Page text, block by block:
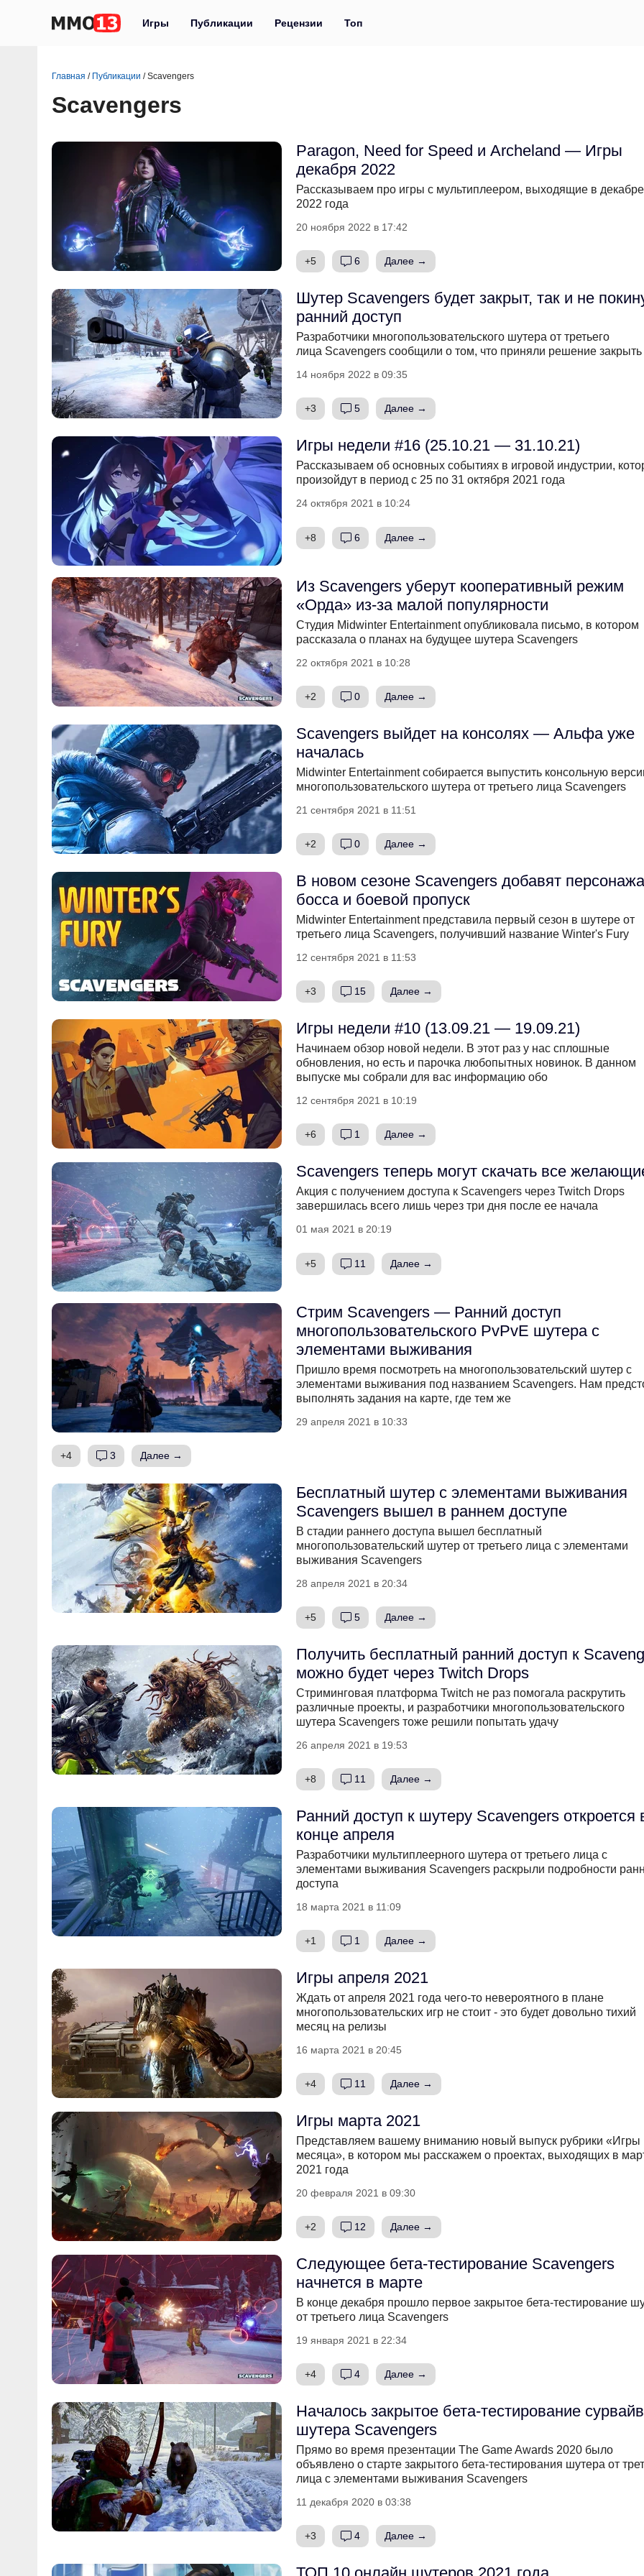
Игры Публикации Рецензии Топ
Главная / Публикации /Scavengers
Scavengers
Paragon, Need for Speed и Archeland — Игры
декабря 2022
Рассказываем про игры с мультиплеером, выходящие в декабре
2022 года
20 ноября 2022 в 17:42
+5 6 Далее →
Шутер Scavengers будет закрыт, так и не
ранний доступ
Разработчики многопользовательского шутера от третьего
лица Scavengers сообщили о том, что приняли решение закрыть
14 ноября 2022 в 09:35
+3 5 Далее →
Игры недели #16 (25.10.21 — 31.10.21)
Рассказываем об основных событиях в игровой индустрии,
произойдут в период с 25 по 31 октября 2021 года
24 октября 2021 в 10:24
+8 6 Далее →
Из Scavengers уберут кооперативный режим
«Орда» из-за малой популярности
Студия Midwinter Entertainment опубликовала письмо, в котором
рассказала о планах на будущее шутера Scavengers
22 октября 2021 в 10:28
+2 0 Далее →
Scavengers выйдет на консолях — Альфа уже
началась
Midwinter Entertainment собирается выпустить консольную
многопользовательского шутера от третьего лица Scavengers
21 сентября 2021 в 11:51
+2 0 Далее →
В новом сезоне Scavengers добавят
босса и боевой пропуск
Midwinter Entertainment представила первый сезон в шутере от
третьего лица Scavengers, получивший название Winter's Fury
12 сентября 2021 в 11:53
+3 15 Далее →
Игры недели #10 (13.09.21 — 19.09.21)
Начинаем обзор новой недели. В этот раз у нас сплошные
обновления, но есть и парочка любопытных новинок. В данном
выпуске мы собрали для вас информацию обо
12 сентября 2021 в 10:19
+6 1 Далее →
Scavengers теперь могут скачать все
Акция с получением доступа к Scavengers через Twitch Drops
завершилась всего лишь через три дня после ее начала
01 мая 2021 в 20:19
+5 11 Далее →
Стрим Scavengers — Ранний доступ
многопользовательского PvPvE шутера с
элементами выживания
Пришло время посмотреть на многопользовательский шутер с
элементами выживания под названием Scavengers. Нам
выполнять задания на карте, где тем же
29 апреля 2021 в 10:33
+4 3 Далее →
Бесплатный шутер с элементами выживания
Scavengers вышел в раннем доступе
В стадии раннего доступа вышел бесплатный
многопользовательский шутер от третьего лица с элементами
выживания Scavengers
28 апреля 2021 в 20:34
+5 5 Далее →
Получить бесплатный ранний доступ к
можно будет через Twitch Drops
Стриминговая платформа Twitch не раз помогала раскрутить
различные проекты, и разработчики многопользовательского
шутера Scavengers тоже решили попытать удачу
26 апреля 2021 в 19:53
+8 11 Далее →
Ранний доступ к шутеру Scavengers откроется
конце апреля
Разработчики мультиплеерного шутера от третьего лица с
элементами выживания Scavengers раскрыли подробности
доступа
18 марта 2021 в 11:09
+1 1 Далее →
Игры апреля 2021
Ждать от апреля 2021 года чего-то невероятного в плане
многопользовательских игр не стоит - это будет довольно тихий
месяц на релизы
16 марта 2021 в 20:45
+4 11 Далее →
Игры марта 2021
Представляем вашему вниманию новый выпуск рубрики «Игры
месяца», в котором мы расскажем о проектах, выходящих в
2021 года
20 февраля 2021 в 09:30
+2 12 Далее →
Следующее бета-тестирование Scavengers
начнется в марте
В конце декабря прошло первое закрытое бета-тестирование
от третьего лица Scavengers
19 января 2021 в 22:34
+4 4 Далее →
Началось закрытое бета-тестирование
шутера Scavengers
Прямо во время презентации The Game Awards 2020 было
объявлено о старте закрытого бета-тестирования шутера от
лица с элементами выживания Scavengers
11 декабря 2020 в 03:38
+3 4 Далее →